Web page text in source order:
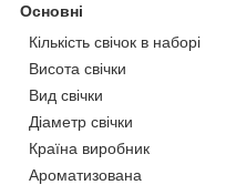
Основні
Кількість свічок в наборі
Висота свічки
Вид свічки
Діаметр свічки
Країна виробник
Ароматизована